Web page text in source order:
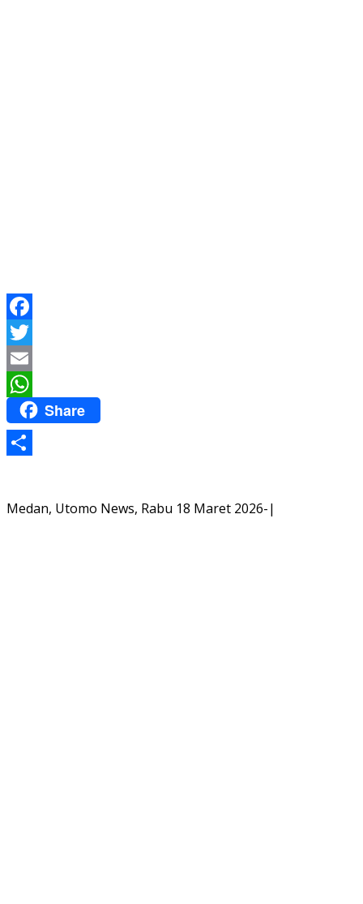
Facebook
Twitter
Email
WhatsApp
Share
Medan, Utomo News, Rabu 18 Maret 2026-|